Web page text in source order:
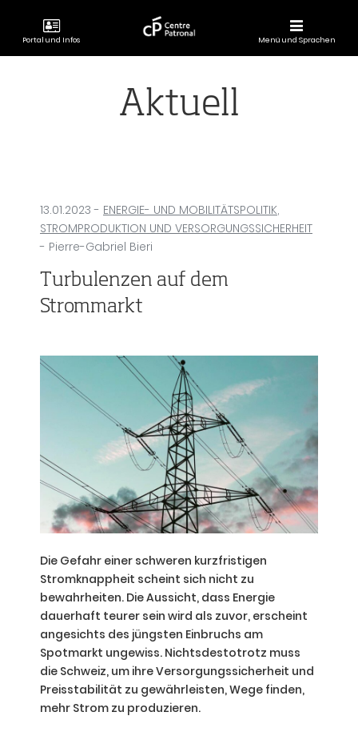
Portal und Infos
CENTRE
Menü und Sprachen
Aktuell
13.01.2023 - ENERGIE- UND MOBILITÄTSPOLITIK,
STROMPRODUKTION UND VERSORGUNGSSICHERHEIT
- Pierre-Gabriel Bieri
Turbulenzen auf dem
Strommarkt
Die Gefahr einer schweren kurzfristigen
Stromknappheit scheint sich nicht zu
bewahrheiten. Die Aussicht, dass Energie
dauerhaft teurer sein wird als zuvor, erscheint
angesichts des jüngsten Einbruchs am
Spotmarkt ungewiss. Nichtsdestotrotz muss
die Schweiz, um ihre Versorgungssicherheit und
Preisstabilität zu gewährleisten, Wege finden,
mehr Strom zu produzieren.